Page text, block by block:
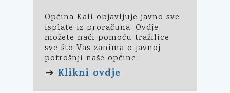
Općina Kali objavljuje javno sve
isplate iz proračuna. Ovdje
možete naći pomoću tražilice
sve što Vas zanima o javnoj
potrošnji naše općine.
➔ Klikni ovdje